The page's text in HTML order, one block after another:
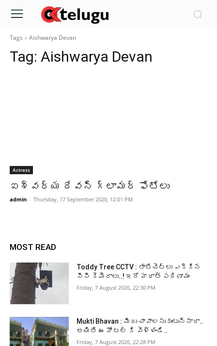
Tags Aishwarya Devan
Tag: Aishwarya Devan
Actress
ఐశ్వర్య దేవన్ గ్లామర్ ఫోటోలు
admin - Thursday, 17 September 2020, 12:01 PM
MOST READ
Toddy Tree CCTV : తాటిచెట్లు ఎక్కిన
సీసీ కెమెరాలు..! ఇదో హఠాత్ పరిణామం
Friday, 7 August 2026, 22:30 PM
Mukti Bhavan : మీరు చావాలనుకుంటున్నారా..
అయితే ఈ హోటల్ కి వెళ్ళండి..
Friday, 7 August 2026, 22:28 PM